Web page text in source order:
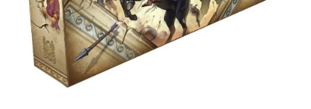
Echiquiers
électroniques
Echiquiers